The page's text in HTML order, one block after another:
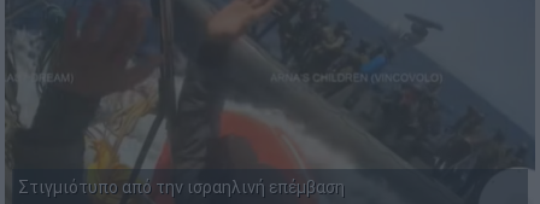
Στιγμιότυπο από την ισραηλινή επέμβαση